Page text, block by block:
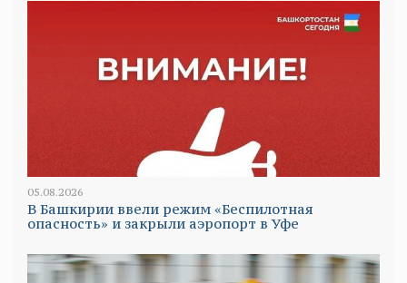
05.08.2026
В Башкирии ввели режим «Беспилотная
опасность» и закрыли аэропорт в Уфе